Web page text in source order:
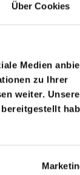
Über Cookies
Medien
zu Ihrer
weiter.